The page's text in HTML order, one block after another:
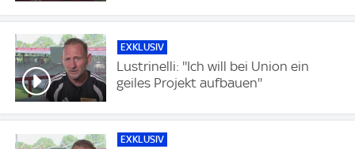
EXKLUSIV
Lustrinelli: ''Ich will bei Union ein
geiles Projekt aufbauen''
EXKLUSIV